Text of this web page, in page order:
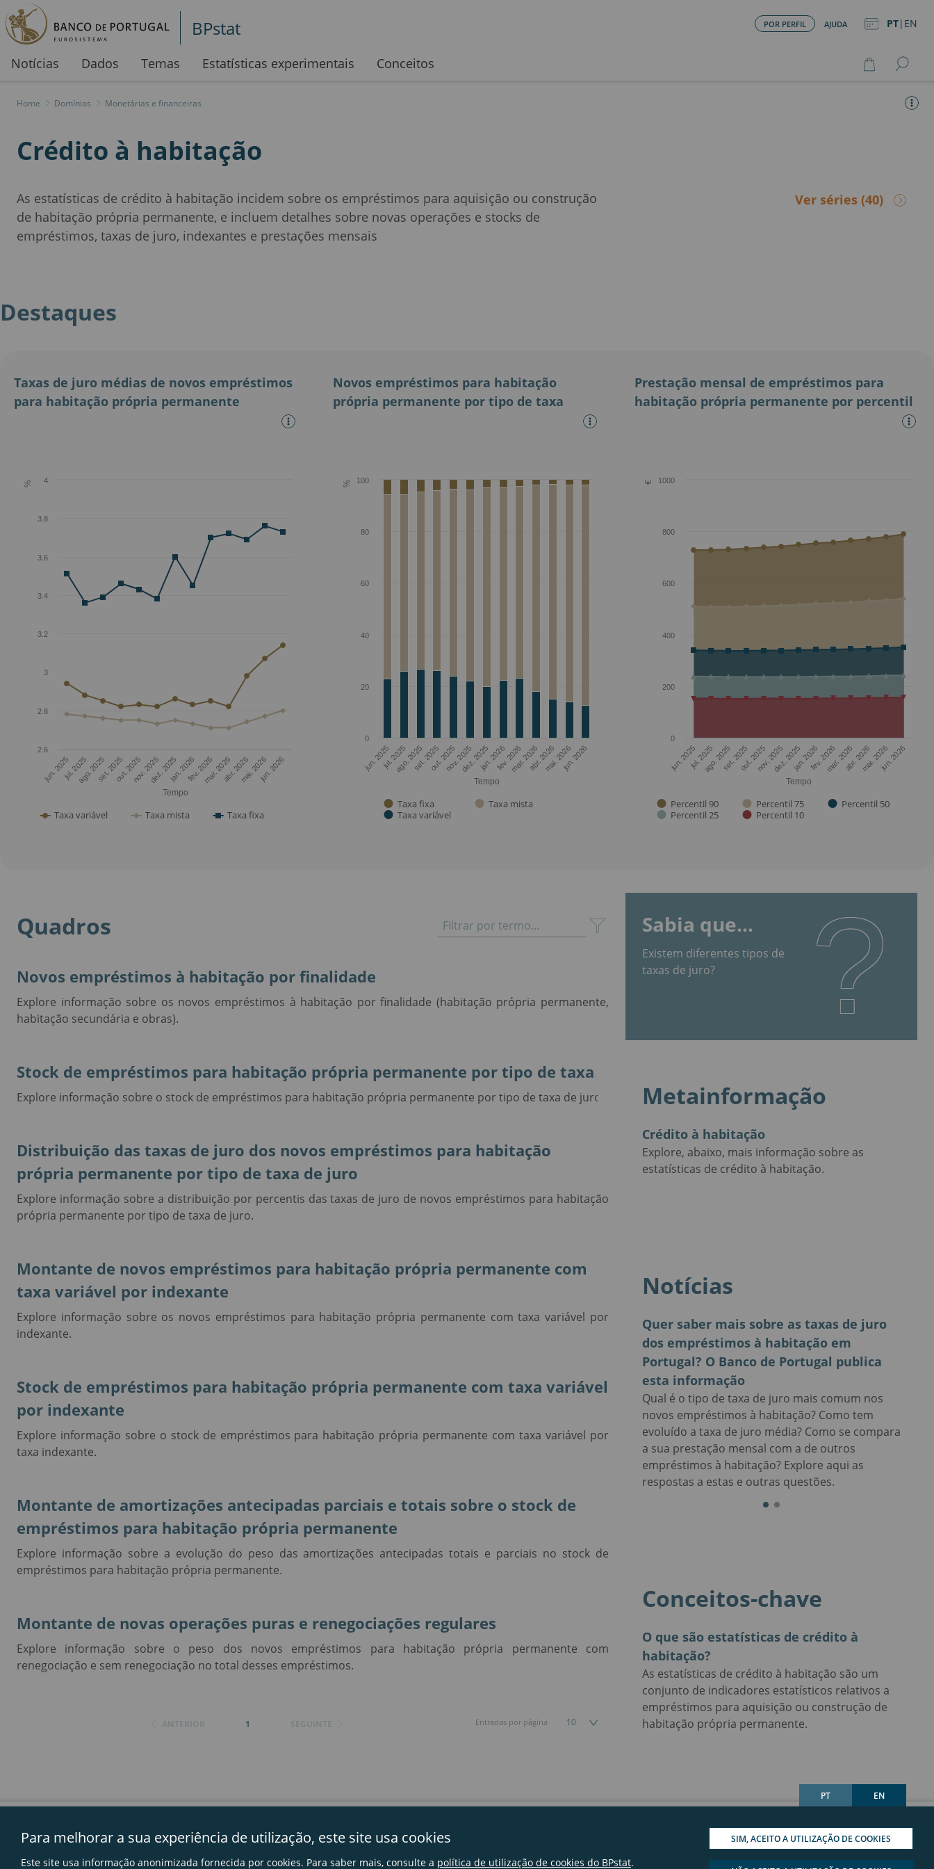
PT EN
Para melhorar a sua experiência de utilização, este site usa cookies
Este site usa informação anonimizada fornecida por cookies. Para saber mais, consulte a política de utilização de cookies do BPstat.
SIM, ACEITO A UTILIZAÇÃO DE COOKIES
BPstat PT| EN
POR PERFIL AJUDA
Notícias Dados Temas Estatísticas experimentais Conceitos
Home > Domínios > Monetárias e financeiras
Crédito à habitação
As estatísticas de crédito à habitação incidem sobre os empréstimos para aquisição ou construção
de habitação própria permanente, e incluem detalhes sobre novas operações e stocks de
empréstimos, taxas de juro, indexantes e prestações mensais
Ver séries (40)
Destaques
Taxas de juro médias de novos empréstimos
para habitação própria permanente
Tempo
%
jun. 2025jul. 2025ago. 2025set. 2025out. 2025nov. 2025dez. 2025jan. 2026fev. 2026mar. 2026abr. 2026mai. 2026jun. 2026
2.6
2.8
3
3.2
3.4
3.6
3.8
4
Taxa variável Taxa mista Taxa fixa
Novos empréstimos para habitação
própria permanente por tipo de taxa
Tempo
%
jun. 2025jul. 2025ago. 2025set. 2025out. 2025nov. 2025dez. 2025jan. 2026fev. 2026mar. 2026abr. 2026mai. 2026jun. 2026
0
20
40
60
80
100
Taxa fixa
Taxa mista
Taxa variável
Prestação mensal de empréstimos para
habitação própria permanente por percentil
Tempo
€
jun. 2025jul. 2025ago. 2025set. 2025out. 2025nov. 2025dez. 2025jan. 2026fev. 2026mar. 2026abr. 2026mai. 2026jun. 2026
0
200
400
600
800
1000
Percentil 90 Percentil 75
Percentil 50
Percentil 25
Percentil 10
Quadros
Novos empréstimos à habitação por finalidade
Explore informação sobre os novos empréstimos à habitação por finalidade (habitação própria permanente,
habitação secundária e obras).
Stock de empréstimos para habitação própria permanente por tipo de taxa
Explore informação sobre o stock de empréstimos para habitação própria permanente por tipo de taxa de juro.
Distribuição das taxas de juro dos novos empréstimos para habitação
própria permanente por tipo de taxa de juro
Explore informação sobre a distribuição por percentis das taxas de juro de novos empréstimos para habitação
própria permanente por tipo de taxa de juro.
Montante de novos empréstimos para habitação própria permanente com
taxa variável por indexante
Explore informação sobre os novos empréstimos para habitação própria permanente com taxa variável por
indexante.
Stock de empréstimos para habitação própria permanente com taxa variável
por indexante
Explore informação sobre o stock de empréstimos para habitação própria permanente com taxa variável por
taxa indexante.
Montante de amortizações antecipadas parciais e totais sobre o stock de
empréstimos para habitação própria permanente
Explore informação sobre a evolução do peso das amortizações antecipadas totais e parciais no stock de
empréstimos para habitação própria permanente.
Montante de novas operações puras e renegociações regulares
Explore informação sobre o peso dos novos empréstimos para habitação própria permanente com
renegociação e sem renegociação no total desses empréstimos.
1 Entradas por página 10
Sabia que...
Existem diferentes tipos de
taxas de juro?
?
Metainformação
Crédito à habitação
Explore, abaixo, mais informação sobre as
estatísticas de crédito à habitação.
Notícias
Taxas de juro e montantes de novos
O Banco de Portugal publica hoje as estatísticas
de taxas de juro e de montantes de novos
particulares e empresas atualizadas para junho
de 2026.
Quer saber mais sobre as taxas de juro
dos empréstimos à habitação em
Portugal? O Banco de Portugal publica
esta informação
Qual é o tipo de taxa de juro mais comum nos
novos empréstimos à habitação? Como tem
evoluído a taxa de juro média? Como se compara
a sua prestação mensal com a de outros
empréstimos à habitação? Explore aqui as
respostas a estas e outras questões.
Conceitos-chave
O que são estatísticas de crédito à
habitação?
As estatísticas de crédito à habitação são um
conjunto de indicadores estatísticos relativos a
empréstimos para aquisição ou construção de
habitação própria permanente.
Links úteis Avisos legais Contactos Perguntas frequentes
© 2026 - Banco de Portugal